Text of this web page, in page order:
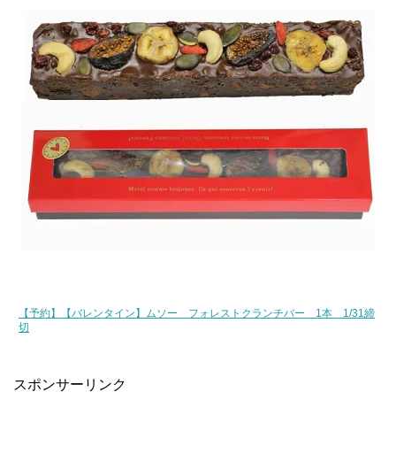
【予約】【バレンタイン】ムソー フォレストクランチバー 1本 1/31締
切
スポンサーリンク